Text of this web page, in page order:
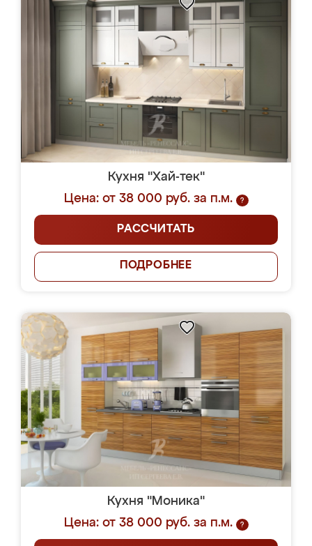
Кухня "Хай-тек"
Цена: от 38 000 руб. за п.м.
?
РАССЧИТАТЬ
ПОДРОБНЕЕ
Кухня "Моника"
Цена: от 38 000 руб. за п.м.
?